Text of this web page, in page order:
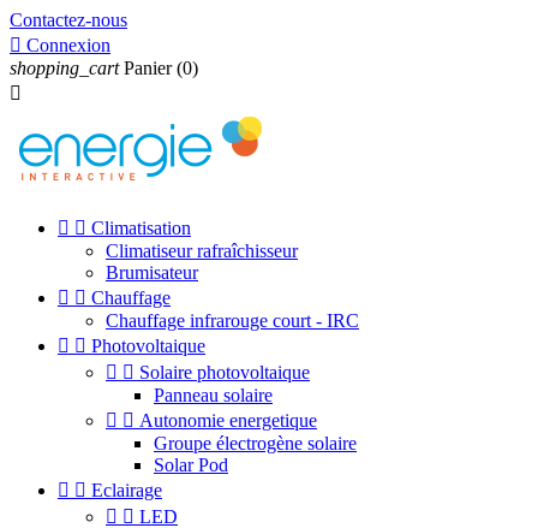
Contactez-nous
 Connexion
shopping_cart Panier (0)

  Climatisation
Climatiseur rafraîchisseur
Brumisateur
  Chauffage
Chauffage infrarouge court - IRC
  Photovoltaique
  Solaire photovoltaique
Panneau solaire
  Autonomie energetique
Groupe électrogène solaire
Solar Pod
  Eclairage
  LED